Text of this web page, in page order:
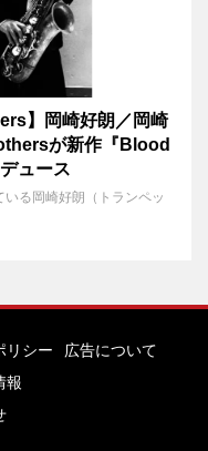
】岡崎好朗／岡崎
が新作『Blood
ュース
る岡崎好朗（トランペッ
リシー
広告について
報